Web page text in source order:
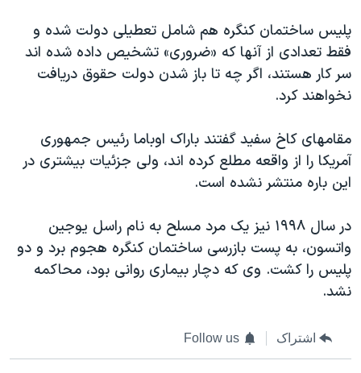
پلیس ساختمان کنگره هم شامل تعطیلی دولت شده و
فقط تعدادی از آنها که «ضروری» تشخیص داده شده اند
سر کار هستند، اگر چه تا باز شدن دولت حقوق دریافت
نخواهند کرد.
مقامهای کاخ سفید گفتند باراک اوباما رئیس جمهوری
آمریکا را از واقعه مطلع کرده اند، ولی جزئیات بیشتری در
این باره منتشر نشده است.
در سال ۱۹۹۸ نیز یک مرد مسلح به نام راسل یوجین
واتسون، به پست بازرسی ساختمان کنگره هجوم برد و دو
پلیس را کشت. وی که دچار بیماری روانی بود، محاکمه
نشد.
اشتراک Follow us